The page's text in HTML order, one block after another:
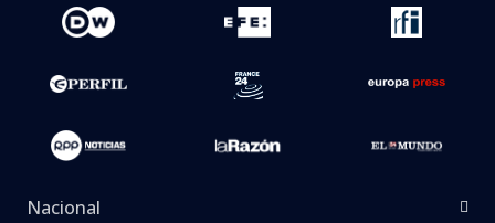
Nacional